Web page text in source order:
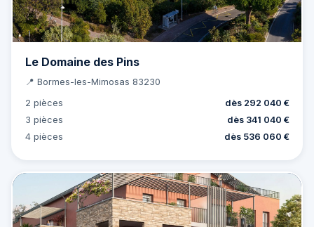
Le Domaine des Pins
📍 Bormes-les-Mimosas 83230
2 pièces
dès 292 040 €
3 pièces
dès 341 040 €
4 pièces
dès 536 060 €